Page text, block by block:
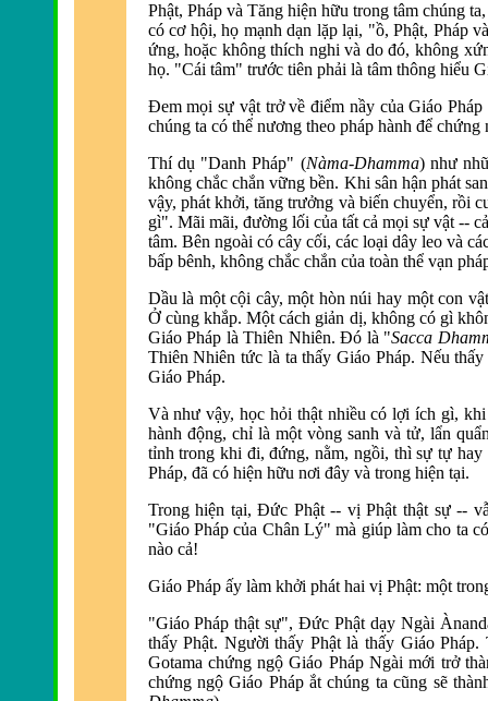
Phật, Pháp và Tăng hiện hữu trong tâm chúng
có cơ hội, họ mạnh dạn lặp lại, "ồ, Phật, Pháp
ứng, hoặc không thích nghi và do đó, không
họ. "Cái tâm" trước tiên phải là tâm thông hiểu
Ðem mọi sự vật trở về điểm nầy của Giáo
chúng ta có thể nương theo pháp hành để chứng
Thí dụ "Danh Pháp" (Nàma-Dhamma) như
không chắc chắn vững bền. Khi sân hận phát
vậy, phát khởi, tăng trưởng và biến chuyển, rồi
gì". Mãi mãi, đường lối của tất cả mọi sự vật --
tâm. Bên ngoài có cây cối, các loại dây leo và
bấp bênh, không chắc chắn của toàn thể vạn
Dầu là một cội cây, một hòn núi hay một con
Ở cùng khắp. Một cách giản dị, không có gì
Giáo Pháp là Thiên Nhiên. Ðó là "Sacca
Thiên Nhiên tức là ta thấy Giáo Pháp. Nếu
Giáo Pháp.
Và như vậy, học hỏi thật nhiều có lợi ích gì,
hành động, chỉ là một vòng sanh và tử, lẩn
tỉnh trong khi đi, đứng, nằm, ngồi, thìsự tự hay
Pháp, đã có hiện hữu nơi đây và trong hiện tại.
Trong hiện tại, Ðức Phật -- vị Phật thật sự --
"Giáo Pháp của Chân Lý" mà giúp làm cho ta
nào cả!
Giáo Pháp ấy làm khởi phát hai vị Phật: một
"Giáo Pháp thật sự", Ðức Phật dạy Ngài
thấy Phật. Người thấy Phật là thấy Giáo
Gotama chứng ngộ Giáo Pháp Ngài mới trở
chứng ngộ Giáo Pháp ắt chúng ta cũng sẽ